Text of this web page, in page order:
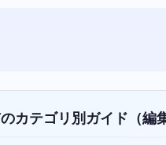
カテゴリ別ガイド（編